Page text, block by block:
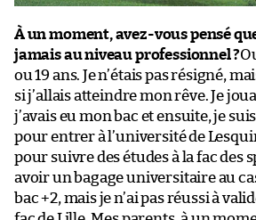
À un moment, avez-vous pensé
jamais au niveau professionnel ?
ou 19 ans. Je n’étais pas résigné,
si j’allais atteindre mon rêve. Je
j’avais eu mon bac et ensuite, je
pour entrer à l’université de
pour suivre des études à la fac des
avoir un bagage universitaire au
bac +2, mais je n’ai pas réussi à